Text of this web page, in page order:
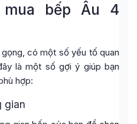
bếp Âu 4
có một số yếu tố quan
là một số gợi ý giúp bạn
hợp:
gian